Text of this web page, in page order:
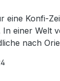
eine Konfi-
nach